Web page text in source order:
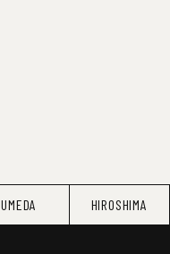
UMEDA HIROSHIMA